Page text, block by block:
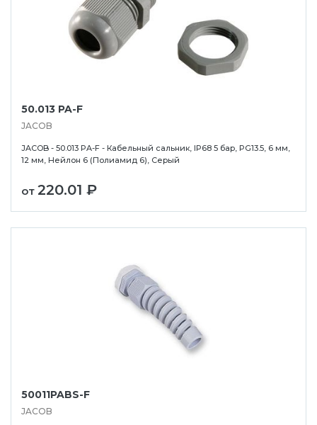
50.013 PA-F
JACOB
JACOB - 50.013 PA-F - Кабельный сальник, IP68 5 бар, PG13.5, 6 мм,
12 мм, Нейлон 6 (Полиамид 6), Серый
от 220.01 ₽
50011PABS-F
JACOB